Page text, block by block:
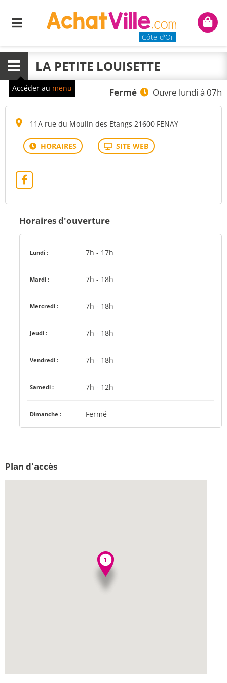
Menu
Côte-d'Or
Mon
Menu LA PETITE LOUISETTE
Fermé Ouvre lundi à 07h
11A rue du Moulin des Etangs 21600 FENAY
Accéder au menu
Horaires d'ouverture
Lundi : 7h - 17h
Mardi : 7h - 18h
Mercredi : 7h - 18h
Jeudi : 7h - 18h
Vendredi : 7h - 18h
Samedi : 7h - 12h
Dimanche : Fermé
Plan d'accès